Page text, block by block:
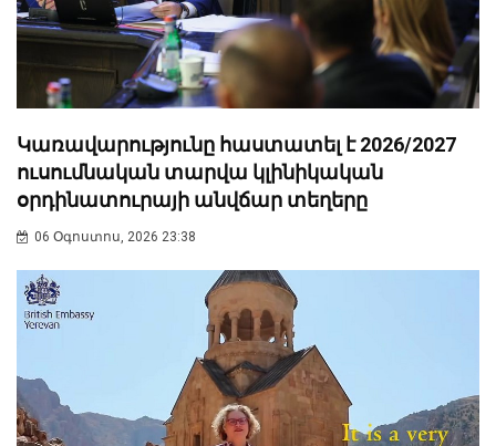
Կառավարությունը հաստատել է 2026/2027
ուսումնական տարվա կլինիկական
օրդինատուրայի անվճար տեղերը
06 Օգոստոս, 2026 23:38